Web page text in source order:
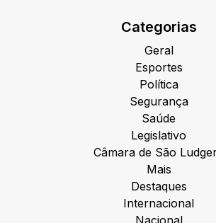
Categorias
Geral
Esportes
Política
Segurança
Saúde
Legislativo
Câmara de São
Mais
Destaques
Internacional
Nacional